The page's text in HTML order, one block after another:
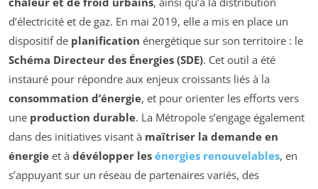
d’électricité et de gaz. En mai 2019, elle a mis en place un
dispositif de planification énergétique sur son territoire : le
Schéma Directeur des Énergies (SDE). Cet outil a été
instauré pour répondre aux enjeux croissants liés à la
consommation d’énergie, et pour orienter les efforts vers
une production durable. La Métropole s’engage également
dans des initiatives visant à maîtriser la demande en
énergie et à dévélopper les énergies renouvelables, en
s’appuyant sur un réseau de partenaires variés, des